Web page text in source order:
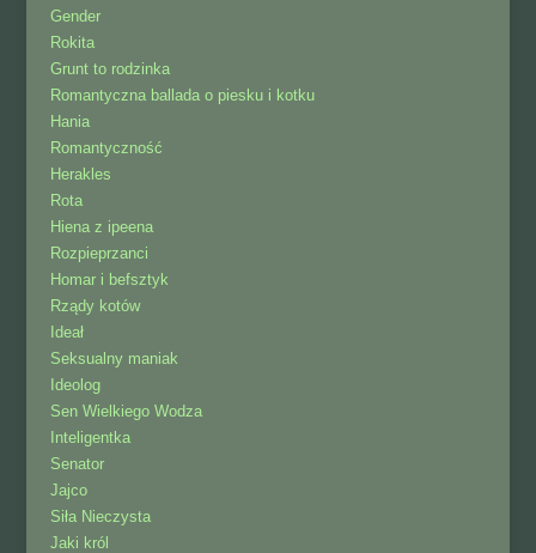
Gender
Rokita
Grunt to rodzinka
Romantyczna ballada o piesku i kotku
Hania
Romantyczność
Herakles
Rota
Hiena z ipeena
Rozpieprzanci
Homar i befsztyk
Rządy kotów
Ideał
Seksualny maniak
Ideolog
Sen Wielkiego Wodza
Inteligentka
Senator
Jajco
Siła Nieczysta
Jaki król